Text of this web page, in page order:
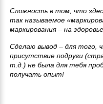
Сложность в том, что
так называемое
маркирования – на здоровье.
Сделаю вывод – для того,
присутствие подруги
т.д.) не была для тебя
получать опыт!